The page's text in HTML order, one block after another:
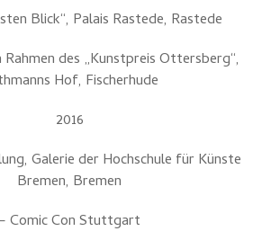
Blick“, Palais Rastede, Rastede
des „Kunstpreis Ottersberg“,
Hof, Fischerhude
2016
Galerie der Hochschule für Künste
Bremen, Bremen
Comic Con Stuttgart